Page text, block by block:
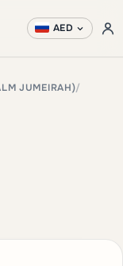
AED
JUMEIRAH)/